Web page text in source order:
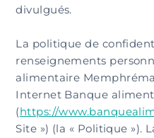
divulgués.
La politique de
renseignements
alimentaire
Internet Banque
(https://
Site ») (la « Politique »).